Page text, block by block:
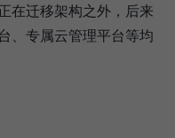
在迁移架构之外，后来
、专属云管理平台等均